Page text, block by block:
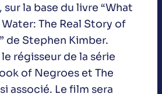
la base du livre “What
The Real Story of
de Stephen Kimber.
régisseur de la série
of Negroes et The
associé. Le film sera